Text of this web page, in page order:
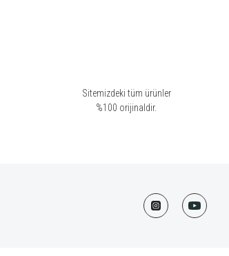
Sitemizdeki tüm ürünler
%100 orijinaldir.